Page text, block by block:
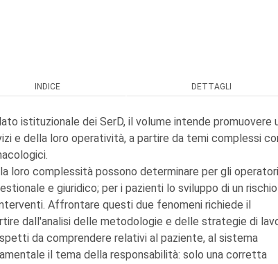
INDICE DETTAGLI
istituzionale dei SerD, il volume intende promuovere
e della loro operatività, a partire da temi complessi
loro complessità possono determinare per gli
e giuridico; per i pazienti lo sviluppo di un rischio
Affrontare questi due fenomeni richiede il
dall'analisi delle metodologie e delle strategie di
da comprendere relativi al paziente, al sistema
il tema della responsabilità: solo una corretta